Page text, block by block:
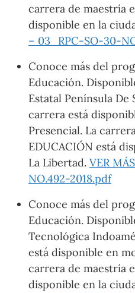
carrera de maestría
disponible en la
– 03_RPC-SO-30-
Conoce más del
Educación.
Estatal Península De
carrera está
Presencial. La
EDUCACIÓN está
La Libertad. VER
NO.492-2018.pdf
Conoce más del
Educación.
Tecnológica
está disponible en
carrera de maestría
disponible en la